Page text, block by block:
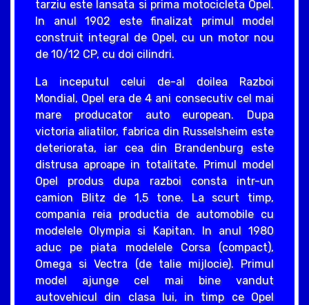
tarziu este lansata si prima motocicleta Opel.
In anul 1902 este finalizat primul model
construit integral de Opel, cu un motor nou
de 10/12 CP, cu doi cilindri.
La inceputul celui de-al doilea Razboi
Mondial, Opel era de 4 ani consecutiv cel mai
mare producator auto european. Dupa
victoria aliatilor, fabrica din Russelsheim este
deteriorata, iar cea din Brandenburg este
distrusa aproape in totalitate. Primul model
Opel produs dupa razboi consta intr-un
camion Blitz de 1,5 tone. La scurt timp,
compania reia productia de automobile cu
modelele Olympia si Kapitan. In anul 1980
aduc pe piata modelele Corsa (compact),
Omega si Vectra (de talie mijlocie). Primul
model ajunge cel mai bine vandut
autovehicul din clasa lui, in timp ce Opel